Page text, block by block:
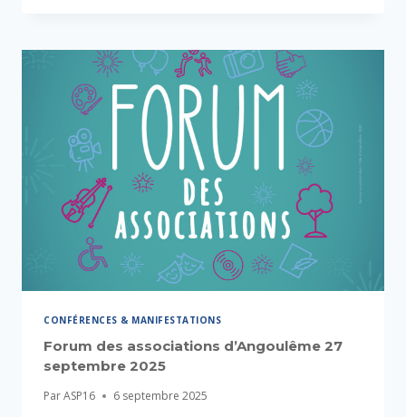
CONFÉRENCES & MANIFESTATIONS
Forum des associations d’Angoulême 27
septembre 2025
ParASP16 6 septembre 2025